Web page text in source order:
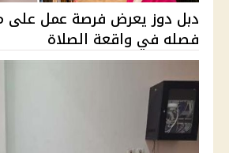
دبل دوز يعرض فرصة عمل على
فصله في واقعة الصلاة